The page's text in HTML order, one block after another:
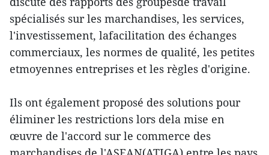
spécialisés sur les marchandises, les services,
l'investissement, lafacilitation des échanges
commerciaux, les normes de qualité, les petites
etmoyennes entreprises et les règles d'origine.
Ils ont également proposé des solutions pour
éliminer les restrictions lors dela mise en
œuvre de l'accord sur le commerce des